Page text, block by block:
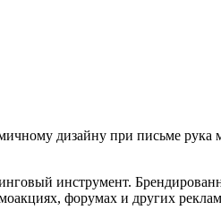
дизайну при письме рука
инструмент.
форумах и других